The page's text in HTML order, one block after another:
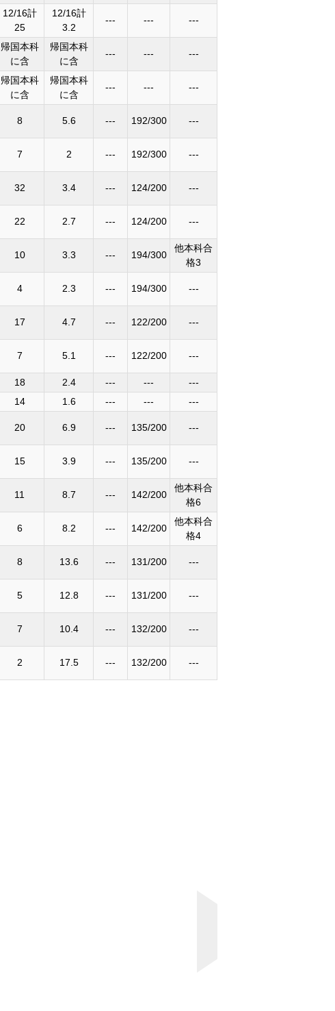
12/16計
25
12/16計
3.2
--- --- ---
帰国本科
に含
帰国本科
に含
--- --- ---
帰国本科
に含
帰国本科
に含
--- --- ---
8 5.6 --- 192/300 ---
7 2 --- 192/300 ---
32 3.4 --- 124/200 ---
22 2.7 --- 124/200 ---
10 3.3 --- 194/300
他本科合
格3
4 2.3 --- 194/300 ---
17 4.7 --- 122/200 ---
7 5.1 --- 122/200 ---
18 2.4 --- ---
---
14 1.6 --- --- ---
20 6.9 --- 135/200 ---
15 3.9 --- 135/200 ---
11 8.7 --- 142/200
他本科合
格6
6 8.2 --- 142/200
他本科合
格4
8 13.6 --- 131/200 ---
5 12.8 --- 131/200 ---
7 10.4 --- 132/200 ---
2 17.5 --- 132/200 ---